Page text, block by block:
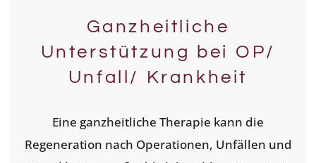
Ganzheitliche
Unterstützung bei OP/
Unfall/ Krankheit
Eine ganzheitliche Therapie kann die
Regeneration nach Operationen, Unfällen und